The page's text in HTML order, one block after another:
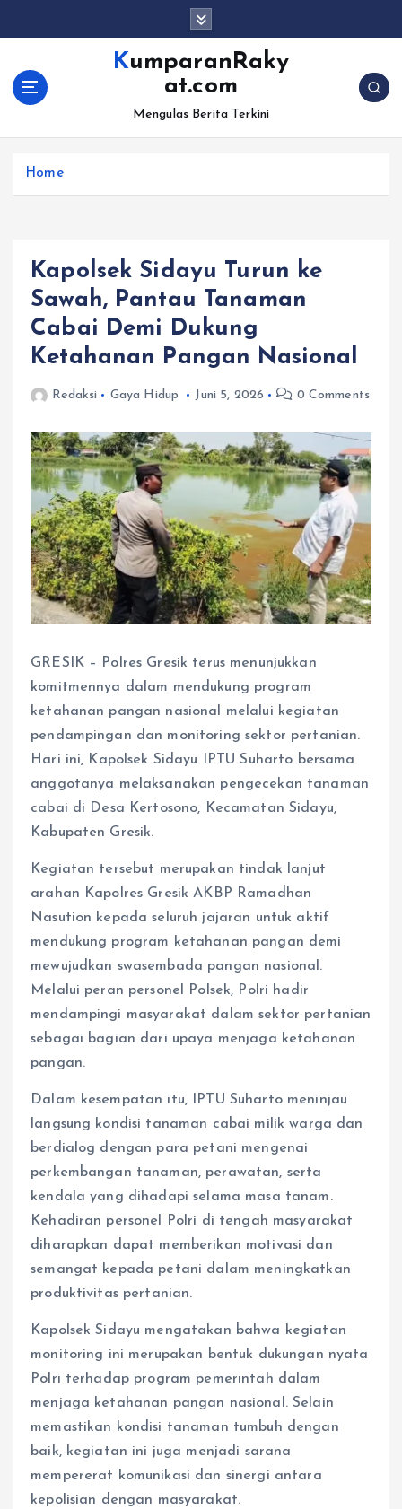
KumparanRaky
at.com
Mengulas Berita Terkini
Home
Kapolsek Sidayu Turun ke
Sawah, Pantau Tanaman
Cabai Demi Dukung
Ketahanan Pangan Nasional
Redaksi Gaya Hidup Juni 5, 2026 0 Comments
GRESIK – Polres Gresik terus menunjukkan
komitmennya dalam mendukung program
ketahanan pangan nasional melalui kegiatan
pendampingan dan monitoring sektor pertanian.
Hari ini, Kapolsek Sidayu IPTU Suharto bersama
anggotanya melaksanakan pengecekan tanaman
cabai di Desa Kertosono, Kecamatan Sidayu,
Kabupaten Gresik.
Kegiatan tersebut merupakan tindak lanjut
arahan Kapolres Gresik AKBP Ramadhan
Nasution kepada seluruh jajaran untuk aktif
mendukung program ketahanan pangan demi
mewujudkan swasembada pangan nasional.
Melalui peran personel Polsek, Polri hadir
mendampingi masyarakat dalam sektor pertanian
sebagai bagian dari upaya menjaga ketahanan
pangan.
Dalam kesempatan itu, IPTU Suharto meninjau
langsung kondisi tanaman cabai milik warga dan
berdialog dengan para petani mengenai
perkembangan tanaman, perawatan, serta
kendala yang dihadapi selama masa tanam.
Kehadiran personel Polri di tengah masyarakat
diharapkan dapat memberikan motivasi dan
semangat kepada petani dalam meningkatkan
produktivitas pertanian.
Kapolsek Sidayu mengatakan bahwa kegiatan
monitoring ini merupakan bentuk dukungan nyata
Polri terhadap program pemerintah dalam
menjaga ketahanan pangan nasional. Selain
memastikan kondisi tanaman tumbuh dengan
baik, kegiatan ini juga menjadi sarana
mempererat komunikasi dan sinergi antara
kepolisian dengan masyarakat.